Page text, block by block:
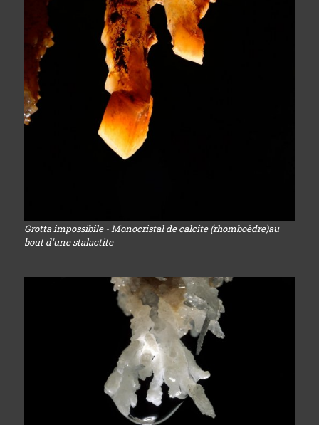
Grotta impossibile - Monocristal de calcite (rhomboèdre)au
bout d'une stalactite